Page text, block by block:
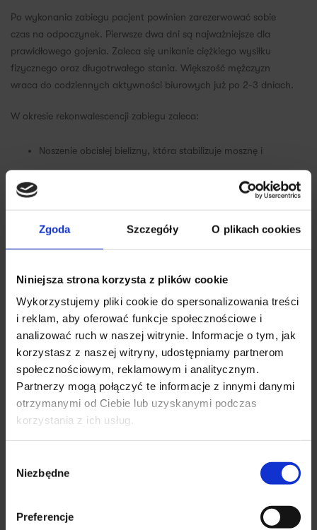
Zgoda Szczegóły O plikach cookies
Niniejsza strona korzysta z plików cookie
Wykorzystujemy pliki cookie do spersonalizowania treści
i reklam, aby oferować funkcje społecznościowe i
analizować ruch w naszej witrynie. Informacje o tym, jak
korzystasz z naszej witryny, udostępniamy partnerom
społecznościowym, reklamowym i analitycznym.
Partnerzy mogą połączyć te informacje z innymi danymi
otrzymanymi od Ciebie lub uzyskanymi podczas
korzystania z ich usług.
zgody
Niezbędne
Preferencje
Po wykonania zabiegu pacjent powinien zarezerwować sobie
czas na odpoczynek. Pierwsze dwa dni są najważniejsze dla
prawidłowego gojenia. Zaleca się unikanie ciężkiego wysiłku
fizycznego oraz długotrwałego stania. Większość mężczyzn
wraca do codziennych aktywności biurowych już po 2-3 dniach.
W okresie rekonwalescencji zabiegu zaleca:
Noszenie obcisłej bielizny, która stabilizuje mosznę i
wystąpienia niewielkiego obrzęku lub tkliwości.
Utrzymywanie rany (lub miejsca wkłucia) w czystości i
suchości.
Powstrzymanie się od aktywności seksualnej przez około 7
dni, aby tkanki mogły się w pełni zregenerować.
Normalną aktywność seksualną można wznowić, gdy tylko
pacjent poczuje się komfortowo. Należy jednak pamiętać, że
życie seksualne po wazektomii w pierwszej fazie nadal wymaga
ochrony przed niechcianą ciążą, dopóki lekarz nie potwierdzi
braku plemników w badaniu kontrolnym.
Skutki uboczne i ryzyko – medyczny